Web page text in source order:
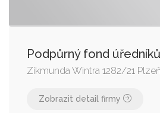
Podpůrný fond úředníků
Zikmunda Wintra 1282/21
Zobrazit detail firmy